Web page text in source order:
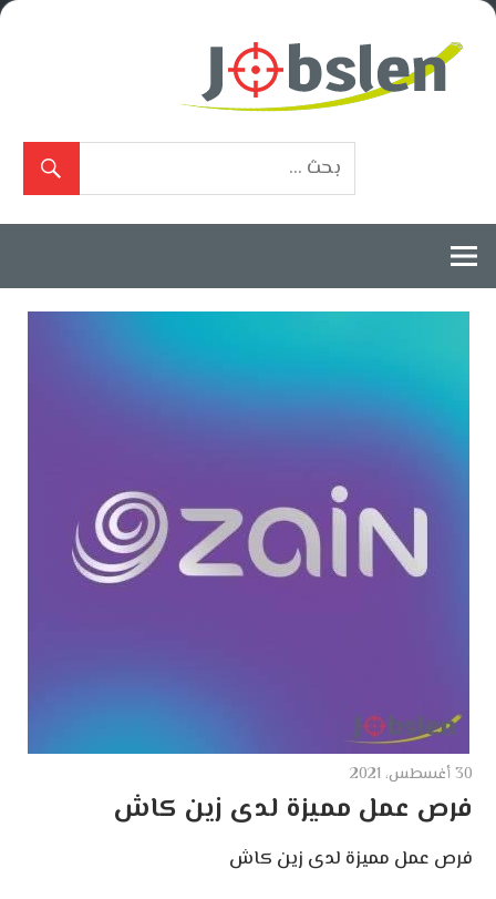
Skip
30 أغسطس، 2021
فرص عمل مميزة لدى زين كاش
فرص عمل مميزة لدى زين كاش